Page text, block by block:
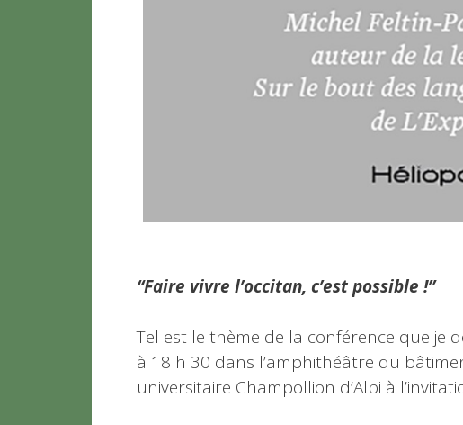
“Faire vivre l’occitan, c’est possible !”
Tel est le thème de la conférence que je
à 18 h 30 dans l’amphithéâtre du
universitaire Champollion d’Albi à